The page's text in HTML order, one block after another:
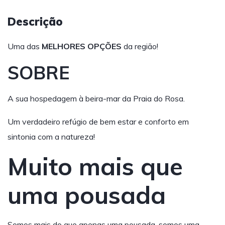
Descrição
Uma das MELHORES OPÇÕES da região!
SOBRE
A sua hospedagem à beira-mar da Praia do Rosa.
Um verdadeiro refúgio de bem estar e conforto em
sintonia com a natureza!
Muito mais que
uma pousada